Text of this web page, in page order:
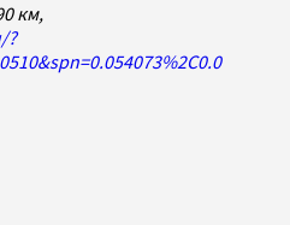
км,
?